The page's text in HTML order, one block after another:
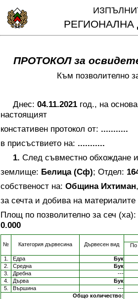
ПРОТОКОЛ за
Към позволително
Днес: 04.11.2021 год., на
настоящият
констативен протокол от: ...........
в присъствието на: ...........
1. След съвместно обхождане
землище: Белица (Сф); Отдел:
собственост на: Община Ихтиман
за сечта и добива на материалите
Площ по позволително за сеч (ха):
0.000
№ Категория дървесина Дървесен вид По
1. Едра
Бук
2.
Средна
Бук
3.
Дребна
---
4.
Дърва
Бук
5.
Вършина
---
Общо количество: